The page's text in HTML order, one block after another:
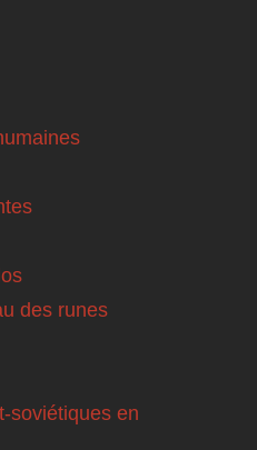
des runes
soviétiques en